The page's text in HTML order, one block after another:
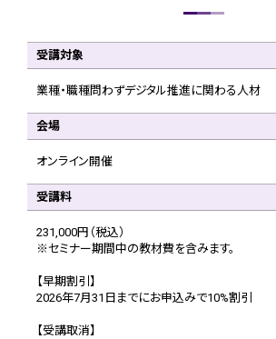
受講対象
業種・職種問わずデジタル推進に関わる人材
会場
オンライン開催
受講料
231,000円（税込）
※セミナー期間中の教材費を含みます。
【早期割引】
2026年7月31日までにお申込みで10%割引
【受講取消】